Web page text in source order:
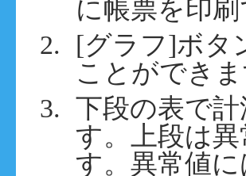
に帳票を印
[グラフ]ボタ
ことができ
下段の表で
す。上段は
す。異常値